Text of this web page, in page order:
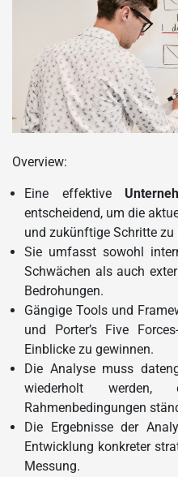
Overview:
Eine effektive
entscheidend, um die
und zukünftige Schritte zu
Sie umfasst sowohl
Schwächen als auch
Bedrohungen.
Gängige Tools und
und Porter’s Five
Einblicke zu gewinnen.
Die Analyse muss
wiederholt
Rahmenbedingungen
Die Ergebnisse der
Entwicklung konkreter
Messung.